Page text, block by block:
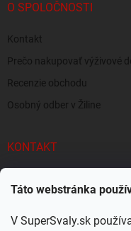
Táto webstránka
V SuperSvaly.sk
O SPOLOČNOSTI
Kontakt
Prečo nakupovať výživové
Recenzie obchodu
Osobný odber v Žiline
KONTAKT